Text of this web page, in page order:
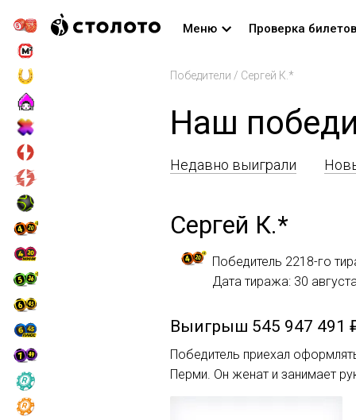
Меню Проверка билетов
Победители / Сергей К.*
Наш
Недавно выиграли
Сергей К.*
Победитель 2218-го
Дата тиража: 30
Выигрыш 545 947 491
Победитель приехал
Перми. Он женат и занимает